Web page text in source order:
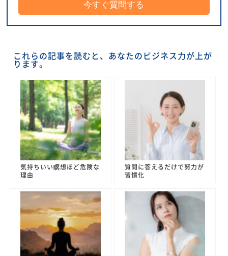
これらの記事を読むと、あなたのビジネス力が上が
ります。
気持ちいい瞑想ほど危険な
理由
質問に答えるだけで努力が
習慣化